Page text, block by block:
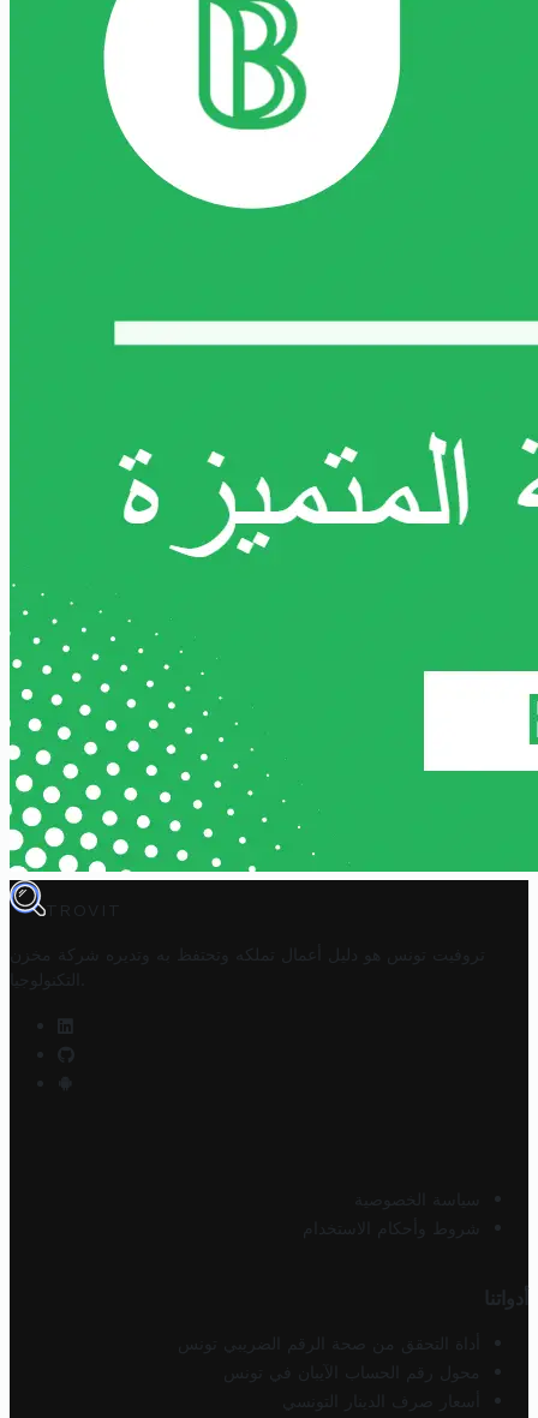
TROVIT
تروفيت تونس هو دليل أعمال تملكه وتحتفظ به وتديره
شركة مخزن
التكنولوجيا
سياسة الخصوصية
شروط وأحكام الاستخدام
أدواتنا
أداة التحقق من صحة الرقم الضريبي تونس
محول رقم الحساب الآيبان في تونس
أسعار صرف الدينار التونسي